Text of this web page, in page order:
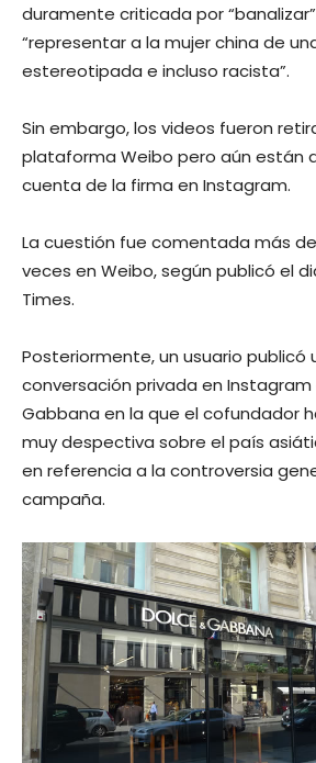
duramente criticada por
“representar a la mujer china de
estereotipada e incluso racista”.
Sin embargo, los videos fueron
plataforma Weibo pero aún están
cuenta de la firma en Instagram.
La cuestión fue comentada más
veces en Weibo, según publicó el
Times.
Posteriormente, un usuario publicó
conversación privada en
Gabbana en la que el cofundador
muy despectiva sobre el país
en referencia a la controversia
campaña.